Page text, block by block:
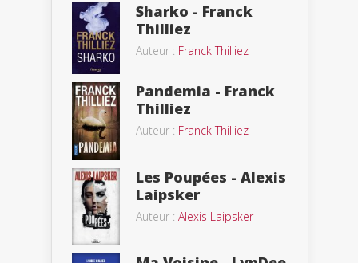
Sharko - Franck
Thilliez
Auteur : Franck Thilliez
Pandemia - Franck
Thilliez
Auteur : Franck Thilliez
Les Poupées - Alexis
Laipsker
Auteur : Alexis Laipsker